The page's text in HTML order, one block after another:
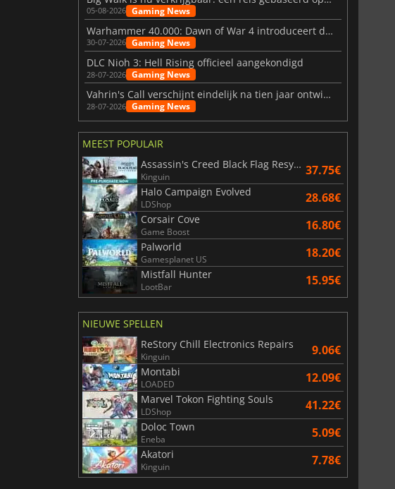
05-08-2026 Gaming News
Warhammer 40.000: Dawn of War 4 introduceert de Necron-factie
30-07-2026 Gaming News
DLC Nioh 3: Hell Rising officieel aangekondigd
28-07-2026 Gaming News
Vahrin's Call verschijnt eindelijk na tien jaar ontwikkeling
28-07-2026 Gaming News
MEEST POPULAIR
Assassin's Creed Black Flag Resynced
Kinguin 37.75€
Halo Campaign Evolved
LDShop 28.68€
Corsair Cove
Game Boost 16.80€
Palworld
Gamesplanet US 18.20€
Mistfall Hunter
LootBar 15.95€
NIEUWE SPELLEN
ReStory Chill Electronics Repairs
Kinguin 9.06€
Montabi
LOADED 12.09€
Marvel Tokon Fighting Souls
LDShop 41.22€
Doloc Town
Eneba 5.09€
Akatori
Kinguin 7.78€